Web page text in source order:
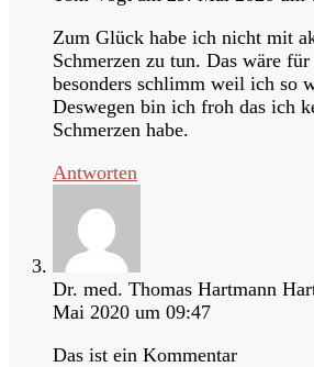
Zum Glück habe ich nicht mit
Schmerzen zu tun. Das wäre
besonders schlimm weil ich so
Deswegen bin ich froh das ich
Schmerzen habe.
Antworten
Dr. med. Thomas Hartmann
Mai 2020 um 09:47
Das ist ein Kommentar